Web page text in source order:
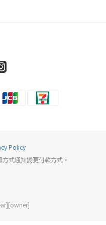
Policy
式通知變更付款方式。